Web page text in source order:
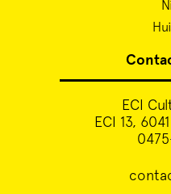
ECI
ECI 13,